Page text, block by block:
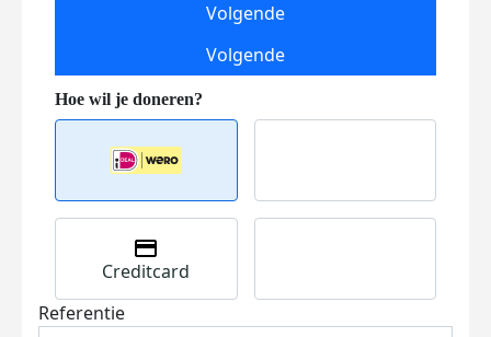
Volgende
Volgende
Creditcard
Referentie